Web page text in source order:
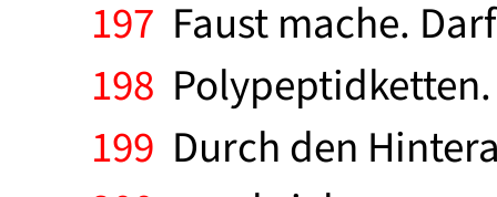
197 Faust mache.
198
199 Durch den